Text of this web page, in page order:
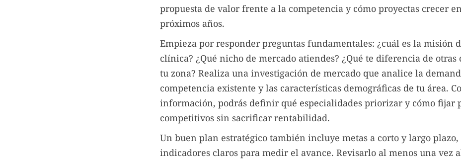
propuesta de valor frente a la competencia y cómo proyectas crecer
próximos años.
Empieza por responder preguntas fundamentales: ¿cuál es la misión
clínica? ¿Qué nicho de mercado atiendes? ¿Qué te diferencia de otras
tu zona? Realiza una investigación de mercado que analice la
competencia existente y las características demográficas de tu área.
información, podrás definir qué especialidades priorizar y cómo fijar
competitivos sin sacrificar rentabilidad.
Un buen plan estratégico también incluye metas a corto y largo plazo,
indicadores claros para medir el avance. Revisarlo al menos una vez